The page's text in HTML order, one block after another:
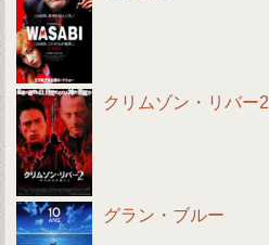
クリムゾン・リバー2
グラン・ブルー